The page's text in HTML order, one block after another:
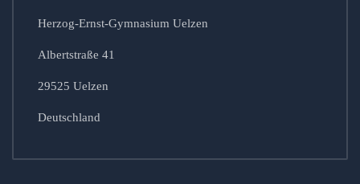
Herzog-Ernst-Gymnasium Uelzen
Albertstraße 41
29525 Uelzen
Deutschland